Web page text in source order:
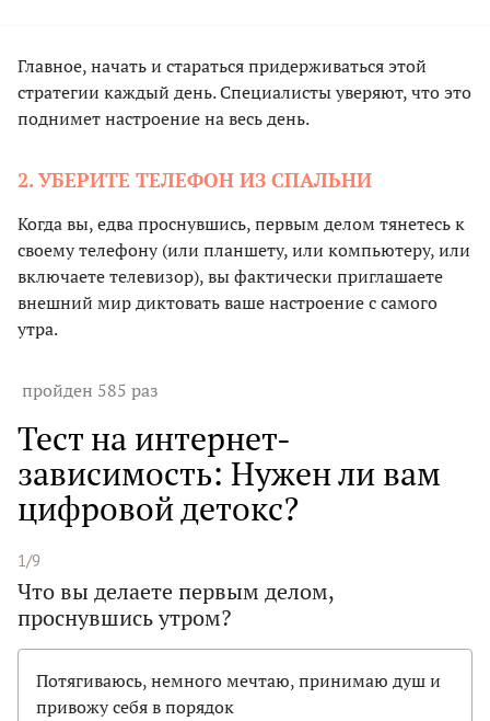
Главное, начать и стараться придерживаться этой
стратегии каждый день. Специалисты уверяют, что это
поднимет настроение на весь день.
2. УБЕРИТЕ ТЕЛЕФОН ИЗ СПАЛЬНИ
Когда вы, едва проснувшись, первым делом тянетесь к
своему телефону (или планшету, или компьютеру, или
включаете телевизор), вы фактически приглашаете
внешний мир диктовать ваше настроение с самого
утра.
пройден 585 раз
Тест на интернет-
зависимость: Нужен ли вам
цифровой детокс?
1/9
Что вы делаете первым делом,
проснувшись утром?
Потягиваюсь, немного мечтаю, принимаю душ и
привожу себя в порядок